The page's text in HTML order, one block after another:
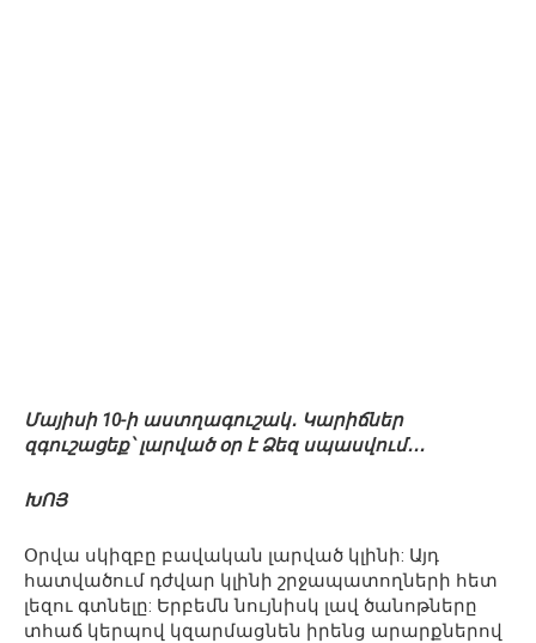
Մայիսի 10-ի աստղագուշակ․ Կարիճներ
զգուշացեք՝ լարված օր է Ձեզ սպասվում․․․
ԽՈՅ
Օրվա սկիզբը բավական լարված կլինի: Այդ
հատվածում դժվար կլինի շրջապատողների հետ
լեզու գտնելը: Երբեմն նույնիսկ լավ ծանոթները
տհաճ կերպով կզարմացնեն իրենց արարքներով